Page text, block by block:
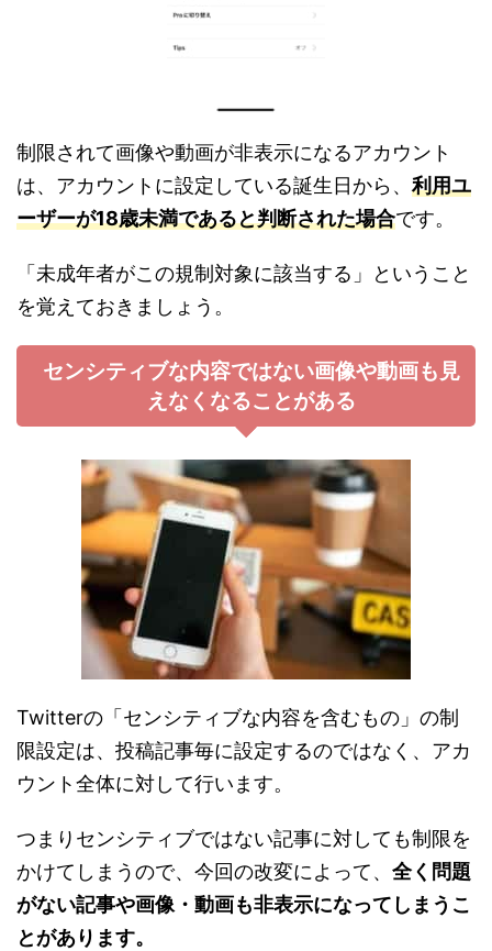
制限されて画像や動画が非表示になるアカウント
は、アカウントに設定している誕生日から、利用ユ
ーザーが18歳未満であると判断された場合です。
「未成年者がこの規制対象に該当する」ということ
を覚えておきましょう。
センシティブな内容ではない画像や動画も見
えなくなることがある
Twitterの「センシティブな内容を含むもの」の制
限設定は、投稿記事毎に設定するのではなく、アカ
ウント全体に対して行います。
つまりセンシティブではない記事に対しても制限を
かけてしまうので、今回の改変によって、 全く問題
がない記事や画像・動画も非表示になってしまうこ
とがあります。